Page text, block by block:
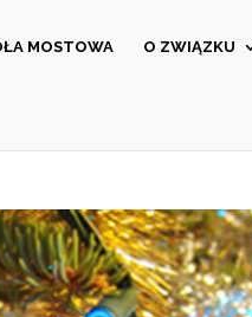
MOSTOWA O ZWIĄZKU